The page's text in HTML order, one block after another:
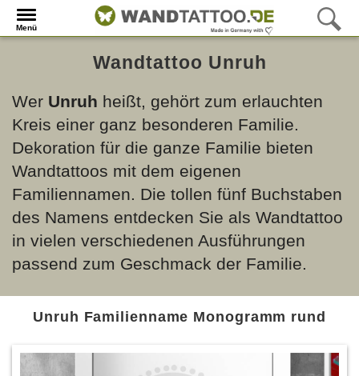
Menü
Wandtattoo Unruh
Wer Unruh heißt, gehört zum erlauchten
Kreis einer ganz besonderen Familie.
Dekoration für die ganze Familie bieten
Wandtattoos mit dem eigenen
Familiennamen. Die tollen fünf Buchstaben
des Namens entdecken Sie als Wandtattoo
in vielen verschiedenen Ausführungen
passend zum Geschmack der Familie.
Unruh Familienname Monogramm rund